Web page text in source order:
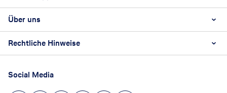
Beste Reisezeit
Über uns
Karriere
Reisebüro Franchise-Partner werden
Unsere Unternehmenswerte
Rechtliche Hinweise
AGB
Social Media